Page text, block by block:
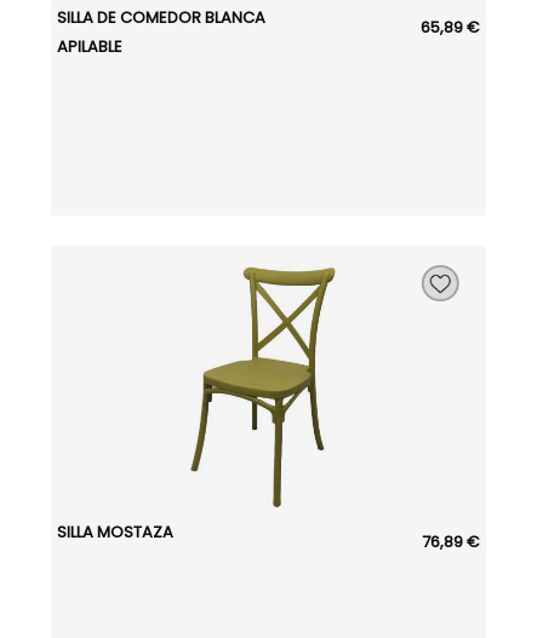
SILLA DE COMEDOR BLANCA
APILABLE
65,89 €
SILLA MOSTAZA 76,89 €